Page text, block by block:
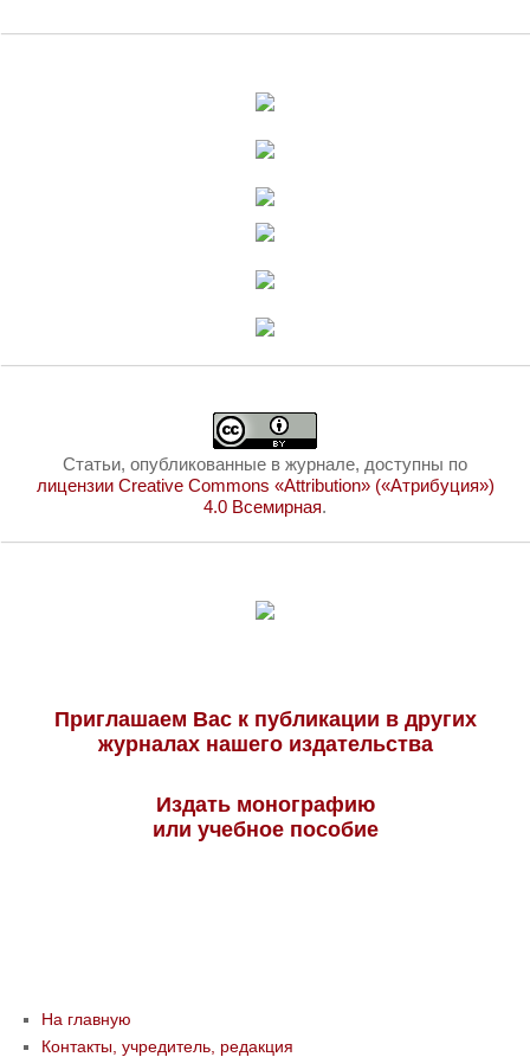
Статьи, опубликованные в журнале, доступны по
лицензии Creative Commons «Attribution» («Атрибуция»)
4.0 Всемирная.
Приглашаем Вас к публикации в других
журналах нашего издательства
Издать монографию
или учебное пособие
На главную
Контакты, учредитель, редакция